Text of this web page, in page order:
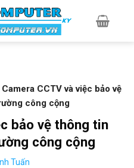
Camera CCTV và việc bảo vệ
công cộng
bảo vệ thông tin
công cộng
Tuấn